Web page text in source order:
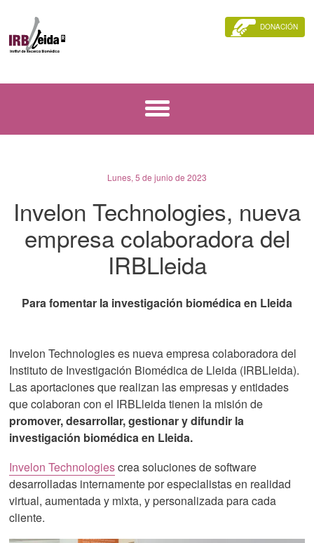
DONACIÓN
Lunes, 5 de junio de 2023
Invelon Technologies, nueva
empresa colaboradora del
IRBLleida
Para fomentar la investigación biomédica en Lleida
Invelon Technologies es nueva empresa colaboradora del
Instituto de Investigación Biomédica de Lleida (IRBLleida).
Las aportaciones que realizan las empresas y entidades
que colaboran con el IRBLleida tienen la misión de
promover, desarrollar, gestionar y difundir la
investigación biomédica en Lleida.
Invelon Technologiescrea soluciones de software
desarrolladas internamente por especialistas en realidad
virtual, aumentada y mixta, y personalizada para cada
cliente.